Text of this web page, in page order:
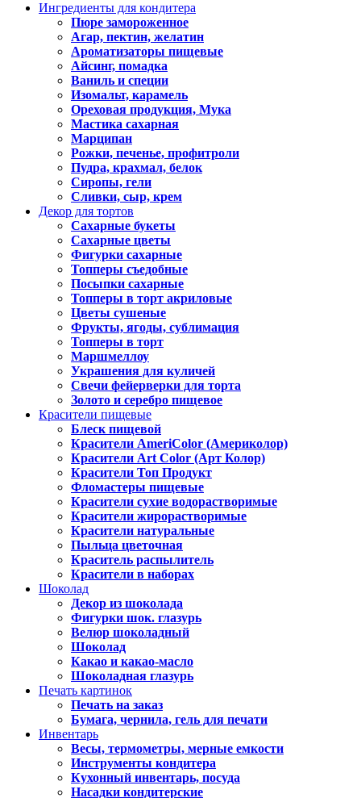
Ингредиенты для кондитера
Пюре замороженное
Агар, пектин, желатин
Ароматизаторы пищевые
Айсинг, помадка
Ваниль и специи
Изомальт, карамель
Ореховая продукция, Мука
Мастика сахарная
Марципан
Рожки, печенье, профитроли
Пудра, крахмал, белок
Сиропы, гели
Сливки, сыр, крем
Декор для тортов
Сахарные букеты
Сахарные цветы
Фигурки сахарные
Топперы съедобные
Посыпки сахарные
Топперы в торт акриловые
Цветы сушеные
Фрукты, ягоды, сублимация
Топперы в торт
Маршмеллоу
Украшения для куличей
Свечи фейерверки для торта
Золото и серебро пищевое
Красители пищевые
Блеск пищевой
Красители AmeriColor (Америколор)
Красители Art Color (Арт Колор)
Красители Топ Продукт
Фломастеры пищевые
Красители сухие водорастворимые
Красители жирорастворимые
Красители натуральные
Пыльца цветочная
Краситель распылитель
Красители в наборах
Шоколад
Декор из шоколада
Фигурки шок. глазурь
Велюр шоколадный
Шоколад
Какао и какао-масло
Шоколадная глазурь
Печать картинок
Печать на заказ
Бумага, чернила, гель для печати
Инвентарь
Весы, термометры, мерные емкости
Инструменты кондитера
Кухонный инвентарь, посуда
Насадки кондитерские